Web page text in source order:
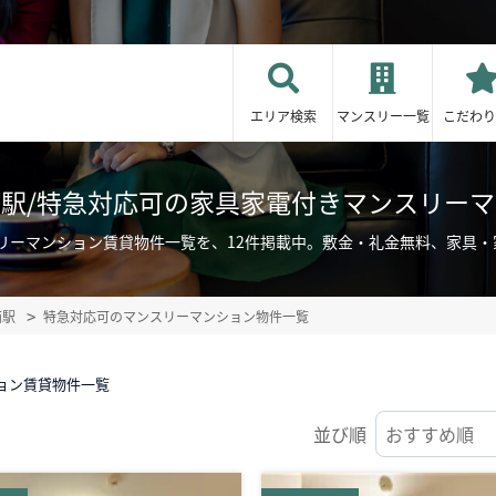
エリア検索 マンスリー一覧 こだわ
/特急対応可の家具家電付きマンスリー
マンション賃貸物件一覧を、12件掲載中。敷金・礼金無料、家具
特急対応可のマンスリーマンション物件一覧
ン賃貸物件一覧
並び順